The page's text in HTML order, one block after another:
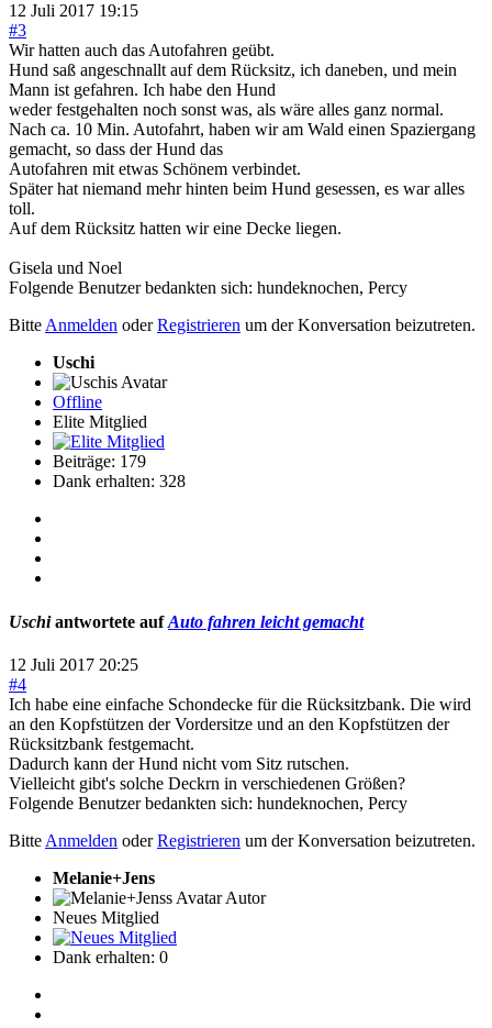
12 Juli 2017 19:15
#3
Wir hatten auch das Autofahren geübt.
Hund saß angeschnallt auf dem Rücksitz, ich daneben, und mein
Mann ist gefahren. Ich habe den Hund
weder festgehalten noch sonst was, als wäre alles ganz normal.
Nach ca. 10 Min. Autofahrt, haben wir am Wald einen Spaziergang
gemacht, so dass der Hund das
Autofahren mit etwas Schönem verbindet.
Später hat niemand mehr hinten beim Hund gesessen, es war alles
toll.
Auf dem Rücksitz hatten wir eine Decke liegen.
Gisela und Noel
Folgende Benutzer bedankten sich: hundeknochen, Percy
BitteAnmelden oderRegistrieren um der Konversation beizutreten.
Uschi
Offline
Elite Mitglied
Beiträge: 179
Dank erhalten: 328
Uschiantwortete aufAuto fahren leicht gemacht
12 Juli 2017 20:25
#4
Ich habe eine einfache Schondecke für die Rücksitzbank. Die wird
an den Kopfstützen der Vordersitze und an den Kopfstützen der
Rücksitzbank festgemacht.
Dadurch kann der Hund nicht vom Sitz rutschen.
Vielleicht gibt's solche Deckrn in verschiedenen Größen?
Folgende Benutzer bedankten sich: hundeknochen, Percy
Bitte Anmelden oderRegistrieren um der Konversation beizutreten.
Melanie+Jens
Autor
Neues Mitglied
Dank erhalten: 0